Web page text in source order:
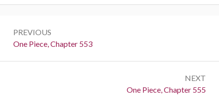
navigation
PREVIOUS
Previous:
One Piece, Chapter 553
NEXT
Next:
One Piece, Chapter 555